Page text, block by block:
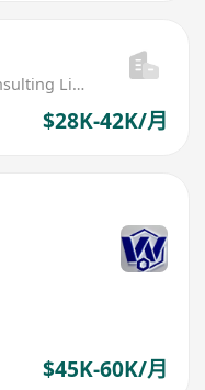
Hong Kong Stanley Executive Consulting Limited
$28K-42K/月
$45K-60K/月